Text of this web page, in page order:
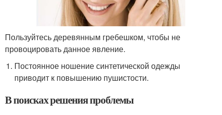
Пользуйтесь деревянным гребешком, чтобы не
провоцировать данное явление.
Постоянное ношение синтетической одежды
приводит к повышению пушистости.
В поисках решения проблемы